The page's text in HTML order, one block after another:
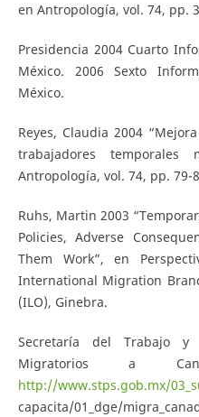
en Antropología, vol. 74, pp.
Presidencia 2004 Cuarto
México. 2006 Sexto
México.
Reyes, Claudia 2004
trabajadores temporales
Antropología, vol. 74, pp. 79-
Ruhs, Martin 2003
Policies, Adverse
Them Work”, en
International Migration
(ILO), Ginebra.
Secretaría del Trabajo y
Migratorios a
http://www.stps.gob.mx/
capacita/01_dge/